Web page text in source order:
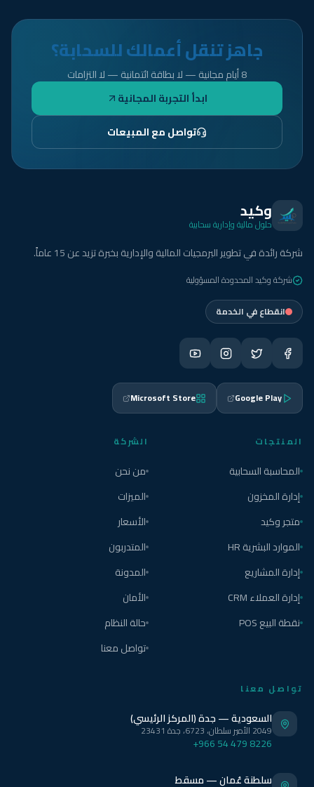
جاهز تنقل أعمالك للسحابة؟
8 أيام مجانية — لا بطاقة ائتمانية — لا التزامات
ابدأ التجربة المجانية
تواصل مع المبيعات
وكيد
حلول مالية وإدارية سحابية
شركة رائدة في تطوير البرمجيات المالية والإدارية بخبرة تزيد عن 15 عاماً.
شركة وكيد المحدودة المسؤولية
انقطاع في الخدمة
Google Play
Microsoft Store
المنتجات
المحاسبة السحابية
إدارة المخزون
متجر وكيد
الموارد البشرية HR
إدارة المشاريع
إدارة العملاء CRM
نقطة البيع POS
الشركة
من نحن
الميزات
الأسعار
المتدربون
المدونة
الأمان
حالة النظام
تواصل معنا
تواصل معنا
السعودية — جدة (المركز الرئيسي)
2049 الأمير سلطان، 6723، جدة 23431
+966 54 479 8226
سلطنة عُمان — مسقط